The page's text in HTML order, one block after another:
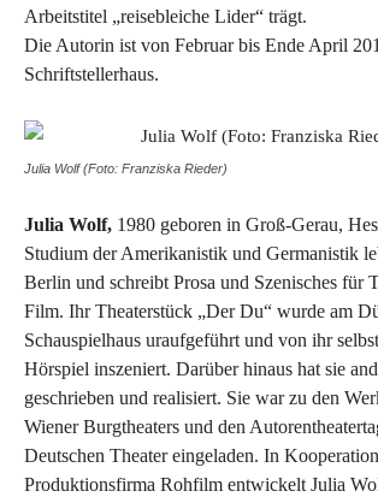
Arbeitstitel „reisebleiche Lider“ trägt.
Die Autorin ist von Februar bis Ende April
Schriftstellerhaus.
Julia Wolf (Foto: Franziska Rieder)
Julia Wolf, 1980 geboren in Groß-Gerau,
Studium der Amerikanistik und Germanistik
Berlin und schreibt Prosa und Szenisches für
Film. Ihr Theaterstück „Der Du“ wurde am
Schauspielhaus uraufgeführt und von ihr
Hörspiel inszeniert. Darüber hinaus hat sie
geschrieben und realisiert. Sie war zu den
Wiener Burgtheaters und den
Deutschen Theater eingeladen. In
Produktionsfirma Rohfilm entwickelt Julia